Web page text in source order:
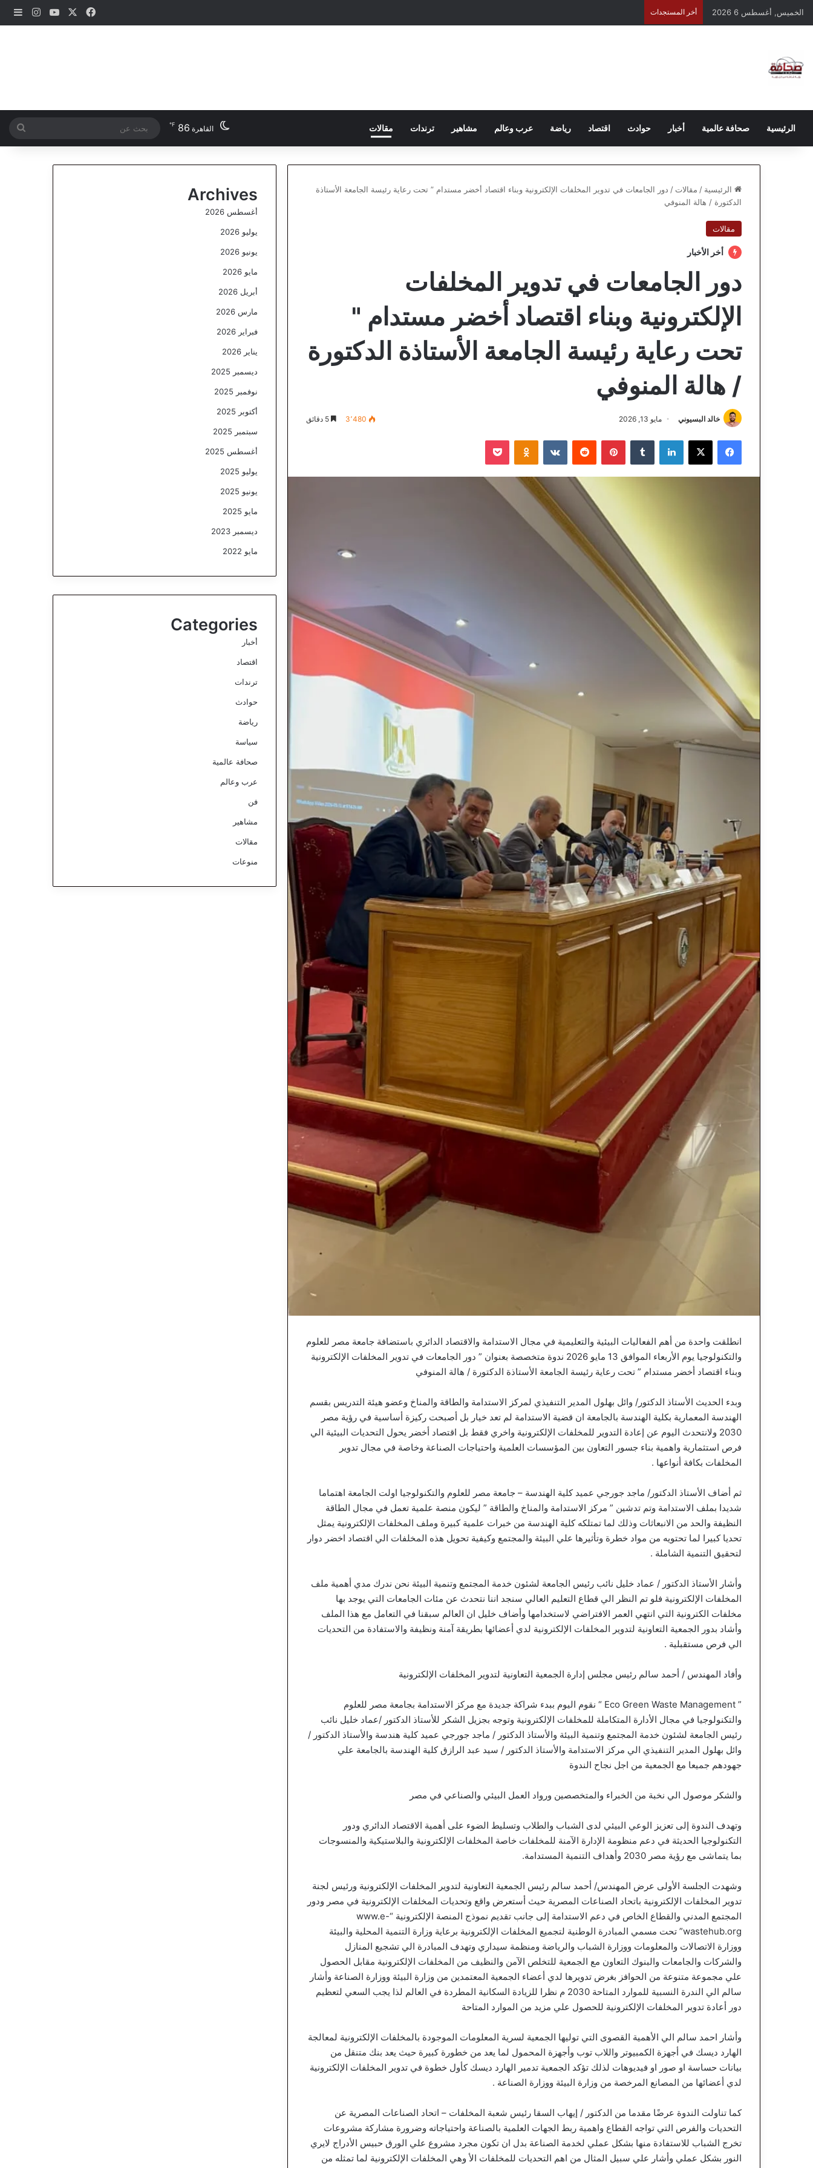
الخميس, أغسطس 6 2026 أخر المستجدات فيسبوك ‫YouTube
الرئيسية صحافة عالمية أخبار حوادث اقتصاد رياضة عرب وعالم مشاهير ترندات مقالات القاهرة 86
℉
عن
الرئيسية / مقالات / دور الجامعات في تدوير المخلفات الإلكترونية وبناء اقتصاد أخضر مستدام ” تحت رعاية رئيسة الجامعة الأستاذة
الدكتورة / هالة المنوفي
مقالات
أخر الأخبار
دور الجامعات في تدوير المخلفات
الإلكترونية وبناء اقتصاد أخضر مستدام "
تحت رعاية رئيسة الجامعة الأستاذة الدكتورة
/ هالة المنوفي
خالد البسيوني مايو 13, 2026 3٬480
فيسبوك لينكدإن بينتيريست
انطلقت واحدة من أهم الفعاليات البيئية والتعليمية في مجال الاستدامة والاقتصاد الدائري باستضافة جامعة مصر للعلوم
والتكنولوجيا يوم الأربعاء الموافق 13 مايو 2026 ندوة متخصصة بعنوان ” دور الجامعات في تدوير المخلفات الإلكترونية
وبناء اقتصاد أخضر مستدام ” تحت رعاية رئيسة الجامعة الأستاذة الدكتورة / هالة المنوفي
وبدء الحديث الأستاذ الدكتور/ وائل بهلول المدير التنفيذي لمركز الاستدامة والطاقة والمناخ وعضو هيئة التدريس بقسم
الهندسة المعمارية بكلية الهندسة بالجامعة ان قضية الاستدامة لم تعد خيار بل أصبحت ركيزة أساسية في رؤية مصر
2030 ولانتحدث اليوم عن إعادة التدوير للمخلفات الإلكترونية واخري فقط بل اقتصاد أخضر يحول التحديات البيئية الي
فرص استثمارية واهمية بناء جسور التعاون بين المؤسسات العلمية واحتياجات الصناعة وخاصة في مجال تدوير
المخلفات بكافة أنواعها .
ثم أضاف الأستاذ الدكتور/ ماجد جورجي عميد كلية الهندسة – جامعة مصر للعلوم والتكنولوجيا اولت الجامعة اهتماما
شديدا بملف الاستدامة وتم تدشين ” مركز الاستدامة والمناخ والطاقة ” ليكون منصة علمية تعمل في مجال الطاقة
النظيفة والحد من الانبعاثات وذلك لما تمتلكه كلية الهندسة من خبرات علمية كبيرة وملف المخلفات الإلكترونية يمثل
تحديا كبيرا لما تحتويه من مواد خطرة وتأثيرها علي البيئة والمجتمع وكيفية تحويل هذه المخلفات الي اقتصاد اخضر دوار
لتحقيق التنمية الشاملة .
وأشار الأستاذ الدكتور / عماد خليل نائب رئيس الجامعة لشئون خدمة المجتمع وتنمية البيئة نحن ندرك مدي أهمية ملف
المخلفات الإلكترونية فلو تم النظر الي قطاع التعليم العالي سنجد اننا نتحدث عن مئات الجامعات التي يوجد بها
مخلفات الكترونية التي انتهي العمر الافتراضي لاستخدامها وأضاف خليل ان العالم سبقنا في التعامل مع هذا الملف
وأشاد بدور الجمعية التعاونية لتدوير المخلفات الإلكترونية لدي أعضائها بطريقة آمنة ونظيفة والاستفادة من التحديات
الي فرص مستقبلية .
وأفاد المهندس / أحمد سالم رئيس مجلس إدارة الجمعية التعاونية لتدوير المخلفات الإلكترونية
” Eco Green Waste Management “ نقوم اليوم ببدء شراكة جديدة مع مركز الاستدامة بجامعة مصر للعلوم
والتكنولوجيا في مجال الأدارة المتكاملة للمخلفات الإلكترونية وتوجه بجزيل الشكر للأستاذ الدكتور /عماد خليل نائب
رئيس الجامعة لشئون خدمة المجتمع وتنمية البيئة والأستاذ الدكتور / ماجد جورجي عميد كلية هندسة والأستاذ الدكتور /
وائل بهلول المدير التنفيذي الي مركز الاستدامة والأستاذ الدكتور / سيد عبد الرازق كلية الهندسة بالجامعة علي
جهودهم جميعا مع الجمعية من اجل نجاح الندوة
والشكر موصول الي نخبة من الخبراء والمتخصصين ورواد العمل البيئي والصناعي في مصر
وتهدف الندوة إلى تعزيز الوعي البيئي لدى الشباب والطلاب وتسليط الضوء على أهمية الاقتصاد الدائري ودور
التكنولوجيا الحديثة في دعم منظومة الإدارة الآمنة للمخلفات خاصة المخلفات الإلكترونية والبلاستيكية والمنسوجات
بما يتماشى مع رؤية مصر 2030 وأهداف التنمية المستدامة.
وشهدت الجلسة الأولى عرض المهندس/ أحمد سالم رئيس الجمعية التعاونية لتدوير المخلفات الإلكترونية ورئيس لجنة
تدوير المخلفات الإلكترونية باتحاد الصناعات المصرية حيث أستعرض واقع وتحديات المخلفات الإلكترونية في مصر ودور
المجتمع المدني والقطاع الخاص في دعم الاستدامة إلى جانب تقديم نموذج المنصة الإلكترونية “www.e-
wastehub.org” تحت مسمي المبادرة الوطنية لتجميع المخلفات الإلكترونية برعاية وزارة التنمية المحلية والبيئة
ووزارة الاتصالات والمعلومات ووزارة الشباب والرياضة ومنظمة سيداري وتهدف المبادرة الي تشجيع المنازل
والشركات والجامعات والبنوك التعاون مع الجمعية للتخلص الآمن والنظيف من المخلفات الإلكترونية مقابل الحصول
علي مجموعة متنوعة من الحوافز بغرض تدويرها لدي أعضاء الجمعية المعتمدين من وزارة البيئة ووزارة الصناعة وأشار
سالم الي الندرة النسبية للموارد المتاحة 2030 م نظرا للزيادة السكانية المطردة في العالم لذا يجب السعي لتعظيم
دور أعادة تدوير المخلفات الإلكترونية للحصول علي مزيد من الموارد المتاحة
وأشار احمد سالم الي الأهمية القصوى التي توليها الجمعية لسرية المعلومات الموجودة بالمخلفات الإلكترونية لمعالجة
الهارد ديسك في أجهزة الكمبيوتر واللاب توب وأجهزة المحمول لما يعد من خطورة كبيرة حيث يعد بنك متنقل من
بيانات حساسة او صور او فيديوهات لذلك تؤكد الجمعية تدمير الهارد ديسك كأول خطوة في تدوير المخلفات الإلكترونية
لدي أعضائها من المصانع المرخصة من وزارة البيئة ووزارة الصناعة .
كما تناولت الندوة عرضًا مقدما من الدكتور / إيهاب السقا رئيس شعبة المخلفات – اتحاد الصناعات المصرية عن
التحديات والفرص التي تواجه القطاع واهمية ربط الجهات العلمية بالصناعة واحتياجاته وضرورة مشاركة مشروعات
تخرج الشباب للاستفادة منها بشكل عملي لخدمة الصناعة بدل ان تكون مجرد مشروع علي الورق حبيس الأدراج لايري
النور بشكل عملي وأشار علي سبيل المثال من اهم التحديات للمخلفات الأ وهي المخلفات الإلكترونية لما تمثله من
Archives
أغسطس 2026
يوليو 2026
يونيو 2026
مايو 2026
أبريل 2026
مارس 2026
فبراير 2026
يناير 2026
ديسمبر 2025
نوفمبر 2025
أكتوبر 2025
سبتمبر 2025
أغسطس 2025
يوليو 2025
يونيو 2025
مايو 2025
ديسمبر 2023
مايو 2022
Categories
أخبار
اقتصاد
ترندات
حوادث
رياضة
سياسة
صحافة عالمية
عرب وعالم
فن
مشاهير
مقالات
منوعات